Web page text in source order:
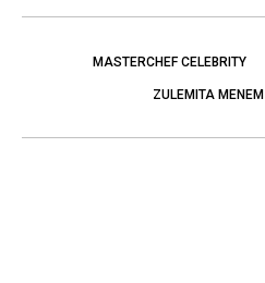
MASTERCHEF CELEBRITY
ZULEMITA MENEM